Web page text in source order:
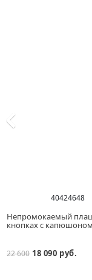
40424648
Непромокаемый
кнопках с капюшоном
22 600 18 090 руб.